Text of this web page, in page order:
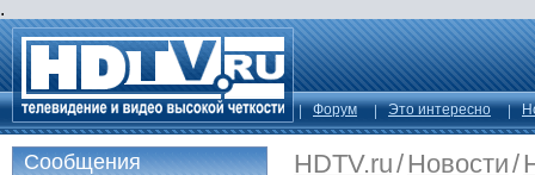
.
Форум Это интересно
HDTV.ru/Новости/
Сообщения